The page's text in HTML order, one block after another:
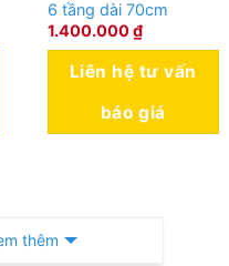
6 tầng dài 70cm
1.400.000₫
Liên hệ tư vấn
báo giá
thêm